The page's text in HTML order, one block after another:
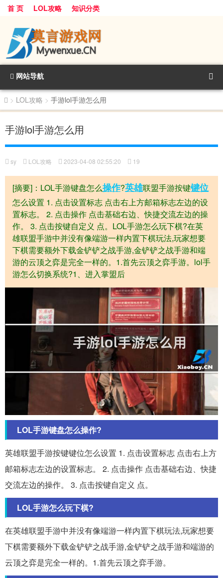
首 页 LOL攻略 知识分类
网站导航
> LOL攻略 > 手游lol手游怎么用
手游lol手游怎么用
sy LOL攻略 2023-04-08 02:55:20 19
[摘要]：LOL手游键盘怎么操作?英雄联盟手游按键键位
怎么设置 1. 点击设置标志 点击右上方邮箱标志左边的设
置标志。 2. 点击操作 点击基础右边、快捷交流左边的操
作。 3. 点击按键自定义 点。LOL手游怎么玩下棋?在英
雄联盟手游中并没有像端游一样内置下棋玩法,玩家想要
下棋需要额外下载金铲铲之战手游,金铲铲之战手游和端
游的云顶之弈是完全一样的。1.首先云顶之弈手游。lol手
游怎么切换系统?1、进入掌盟后
LOL手游键盘怎么操作?
英雄联盟手游按键键位怎么设置 1. 点击设置标志 点击右上方
邮箱标志左边的设置标志。 2. 点击操作 点击基础右边、快捷
交流左边的操作。 3. 点击按键自定义 点。
LOL手游怎么玩下棋?
在英雄联盟手游中并没有像端游一样内置下棋玩法,玩家想要
下棋需要额外下载金铲铲之战手游,金铲铲之战手游和端游的
云顶之弈是完全一样的。1.首先云顶之弈手游。